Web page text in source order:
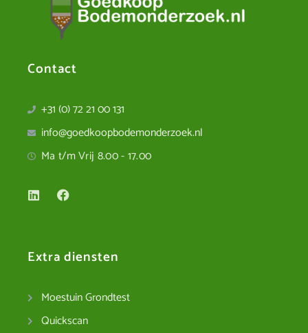
Contact
+31 (0) 72 21 00 131
info@goedkoopbodemonderzoek.nl
Ma t/m Vrij 8.00 - 17.00
Extra diensten
Moestuin Grondtest
Quickscan